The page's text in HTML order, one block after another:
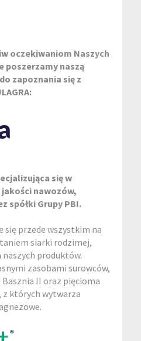
oczekiwaniom Naszych
poszerzamy naszą
zapoznania się z
się w
nawozów,
spółki Grupy PBI.
przede wszystkim na
siarki rodzimej,
naszych produktów.
zasobami surowców,
II oraz pięcioma
których wytwarza